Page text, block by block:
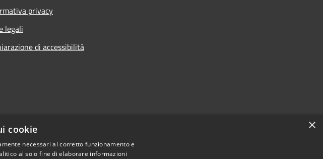
privacy
legali
di accessibilità
×
cookie
necessari al corretto funzionamento e
al solo fine di elaborare informazioni